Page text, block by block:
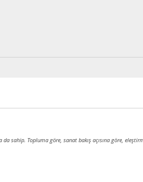
sahip. Topluma göre, sanat bakış açısına göre,